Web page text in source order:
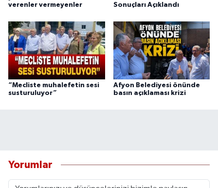
verenler vermeyenler
Sonuçları Açıklandı
“Mecliste muhalefetin sesi
susturuluyor”
Afyon Belediyesi önünde
basın açıklaması krizi
Yorumlar